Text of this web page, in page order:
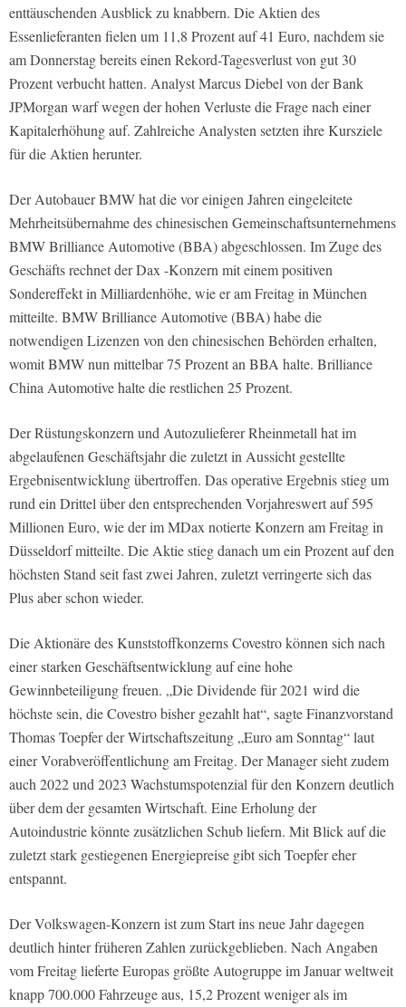
enttäuschenden Ausblick zu knabbern. Die Aktien des
Essenlieferanten fielen um 11,8 Prozent auf 41 Euro, nachdem sie
am Donnerstag bereits einen Rekord-Tagesverlust von gut 30
Prozent verbucht hatten. Analyst Marcus Diebel von der Bank
JPMorgan warf wegen der hohen Verluste die Frage nach einer
Kapitalerhöhung auf. Zahlreiche Analysten setzten ihre Kursziele
für die Aktien herunter.
Der Autobauer BMW hat die vor einigen Jahren eingeleitete
Mehrheitsübernahme des chinesischen Gemeinschaftsunternehmens
BMW Brilliance Automotive (BBA) abgeschlossen. Im Zuge des
Geschäfts rechnet der Dax -Konzern mit einem positiven
Sondereffekt in Milliardenhöhe, wie er am Freitag in München
mitteilte. BMW Brilliance Automotive (BBA) habe die
notwendigen Lizenzen von den chinesischen Behörden erhalten,
womit BMW nun mittelbar 75 Prozent an BBA halte. Brilliance
China Automotive halte die restlichen 25 Prozent.
Der Rüstungskonzern und Autozulieferer Rheinmetall hat im
abgelaufenen Geschäftsjahr die zuletzt in Aussicht gestellte
Ergebnisentwicklung übertroffen. Das operative Ergebnis stieg um
rund ein Drittel über den entsprechenden Vorjahreswert auf 595
Millionen Euro, wie der im MDax notierte Konzern am Freitag in
Düsseldorf mitteilte. Die Aktie stieg danach um ein Prozent auf den
höchsten Stand seit fast zwei Jahren, zuletzt verringerte sich das
Plus aber schon wieder.
Die Aktionäre des Kunststoffkonzerns Covestro können sich nach
einer starken Geschäftsentwicklung auf eine hohe
Gewinnbeteiligung freuen. „Die Dividende für 2021 wird die
höchste sein, die Covestro bisher gezahlt hat“, sagte Finanzvorstand
Thomas Toepfer der Wirtschaftszeitung „Euro am Sonntag“ laut
einer Vorabveröffentlichung am Freitag. Der Manager sieht zudem
auch 2022 und 2023 Wachstumspotenzial für den Konzern deutlich
über dem der gesamten Wirtschaft. Eine Erholung der
Autoindustrie könnte zusätzlichen Schub liefern. Mit Blick auf die
zuletzt stark gestiegenen Energiepreise gibt sich Toepfer eher
entspannt.
Der Volkswagen-Konzern ist zum Start ins neue Jahr dagegen
deutlich hinter früheren Zahlen zurückgeblieben. Nach Angaben
vom Freitag lieferte Europas größte Autogruppe im Januar weltweit
knapp 700.000 Fahrzeuge aus, 15,2 Prozent weniger als im